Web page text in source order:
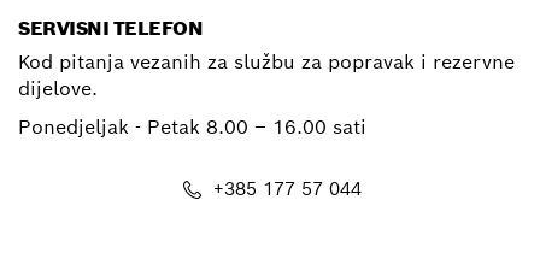
SERVISNI TELEFON
Kod pitanja vezanih za službu za popravak i rezervne
dijelove.
Ponedjeljak - Petak 8.00 – 16.00 sati
+385 177 57 044